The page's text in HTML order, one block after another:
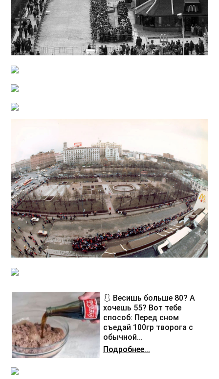
🩱 Весишь больше 80? А
хочешь 55? Вот тебе
способ: Перед сном
съедай 100гр творога с
обычной...
Подробнее...